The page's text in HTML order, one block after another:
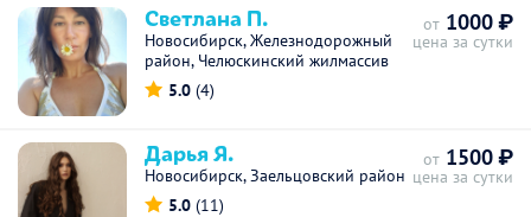
Светлана П.
Новосибирск, Железнодорожный
район, Челюскинский жилмассив
5.0 (4)
от 1000 ₽
цена за сутки
Дарья Я.
Новосибирск, Заельцовский район
5.0 (11)
от 1500 ₽
цена за сутки